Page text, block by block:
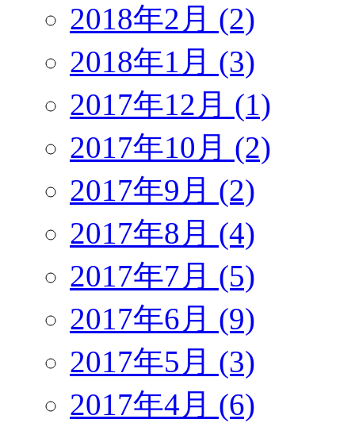
2018年2月 (2)
2018年1月 (3)
2017年12月 (1)
2017年10月 (2)
2017年9月 (2)
2017年8月 (4)
2017年7月 (5)
2017年6月 (9)
2017年5月 (3)
2017年4月 (6)